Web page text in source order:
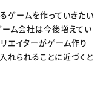
ゲームを作っていきたい
ーム会社は今後増えてい
エイターがゲーム作り
れられることに近づくと